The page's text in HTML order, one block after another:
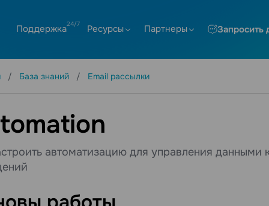
Поддержка Ресурсы Партнеры Запросить
База знаний Email рассылки
автоматизацию для управления данными